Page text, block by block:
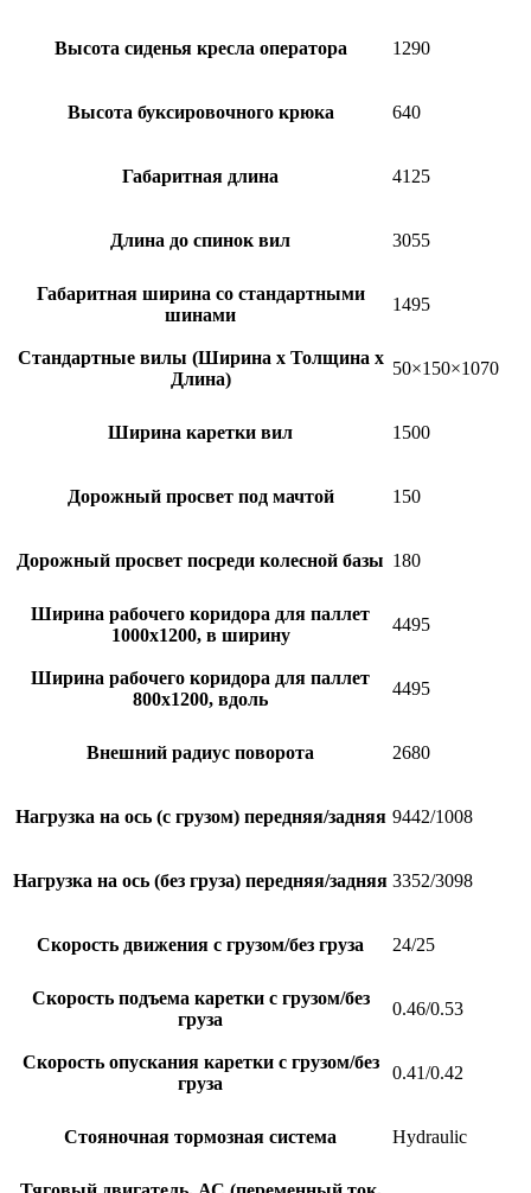
Высота сиденья кресла оператора 1290
Высота буксировочного крюка 640
Габаритная длина 4125
Длина до спинок вил 3055
Габаритная ширина со стандартными
шинами
1495
Стандартные вилы (Ширина х Толщина х
Длина)
50×150×1070
Ширина каретки вил 1500
Дорожный просвет под мачтой 150
Дорожный просвет посреди колесной базы 180
Ширина рабочего коридора для паллет
1000х1200, в ширину
4495
Ширина рабочего коридора для паллет
800х1200, вдоль
4495
Внешний радиус поворота 2680
Нагрузка на ось (с грузом) передняя/задняя 9442/1008
Нагрузка на ось (без груза) передняя/задняя 3352/3098
Скорость движения с грузом/без груза 24/25
Скорость подъема каретки с грузом/без
груза
0.46/0.53
Скорость опускания каретки с грузом/без
груза
0.41/0.42
Стояночная тормозная система Hydraulic